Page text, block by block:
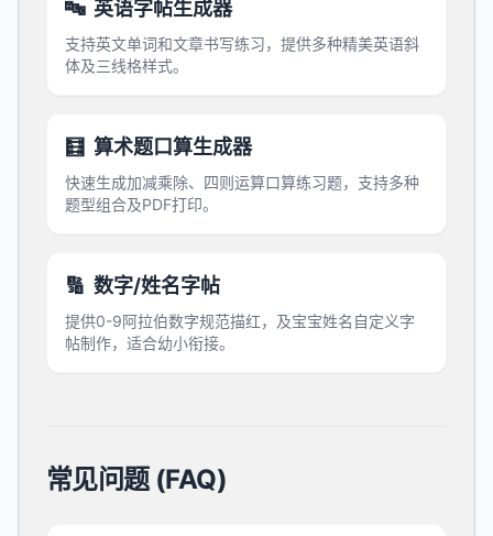
🔤 英语字帖生成器
支持英文单词和文章书写练习，提供多种精美英语斜
体及三线格样式。
🧮 算术题口算生成器
快速生成加减乘除、四则运算口算练习题，支持多种
题型组合及PDF打印。
🔢 数字/姓名字帖
提供0-9阿拉伯数字规范描红，及宝宝姓名自定义字
帖制作，适合幼小衔接。
常见问题 (FAQ)